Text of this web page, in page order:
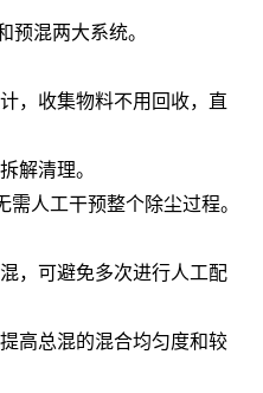
预混两大系统。
，收集物料不用回收，直
解清理。
人工干预整个除尘过程。
，可避免多次进行人工配
高总混的混合均匀度和较